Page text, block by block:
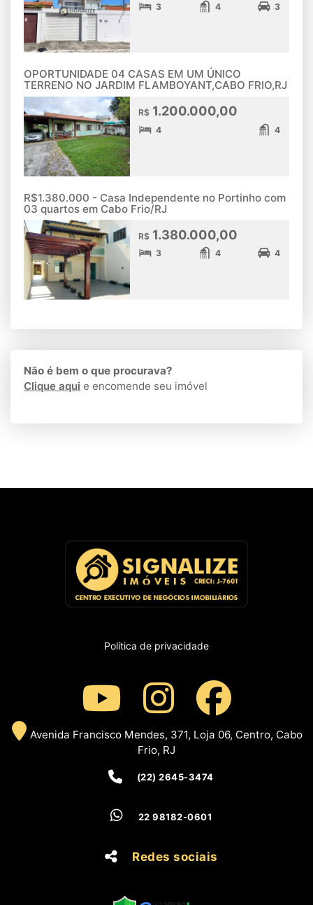
3 4 3
OPORTUNIDADE 04 CASAS EM UM ÚNICO
TERRENO NO JARDIM FLAMBOYANT,CABO FRIO,RJ
R$ 1.200.000,00
4 4
R$1.380.000 - Casa Independente no Portinho com
03 quartos em Cabo Frio/RJ
R$ 1.380.000,00
3 4 4
Não é bem o que procurava?
Clique aqui e encomende seu imóvel
Política de privacidade
Avenida Francisco Mendes, 371, Loja 06, Centro, Cabo
Frio, RJ
(22) 2645-3474
22 98182-0601
Redes sociais